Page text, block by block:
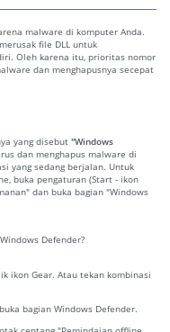
malware di komputer Anda.
file DLL untuk
Oleh karena itu, prioritas nomor
dan menghapusnya secepat
yang disebut "Windows
dan menghapus malware di
yang sedang berjalan. Untuk
buka pengaturan (Start - ikon
dan buka bagian "Windows
Defender?
ikon Gear. Atau tekan kombinasi
bagian Windows Defender.